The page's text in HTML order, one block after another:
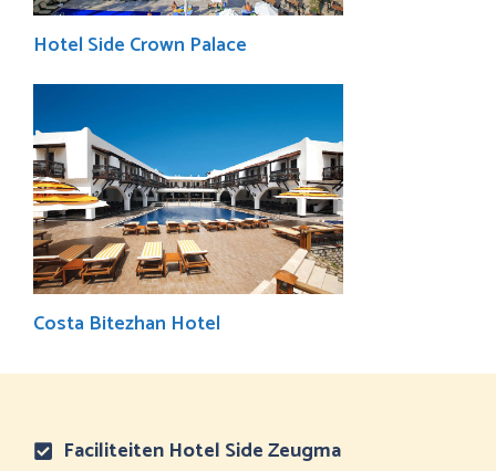
Hotel Side Crown Palace
Costa Bitezhan Hotel
Faciliteiten Hotel Side Zeugma